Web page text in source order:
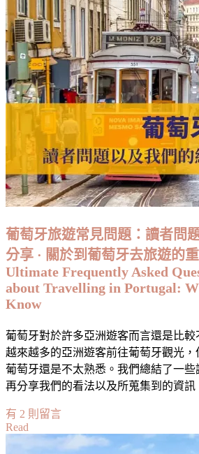
Asked
Questions
(FAQ)
about
Travelling
in
Poland:
What
You
Need
to
Know
見
問
題
Frequently
Asked
Questions
about
Travel
in
Italy
葡萄牙旅遊常見問題：讀者問
分享 · 關於到葡萄牙去旅遊的
Ultimate Frequently Asked
about Travelling in Portugal:
Know
葡萄牙對於許多亞洲遊客而言還是比
越來越多的亞洲遊客前往葡萄牙觀光
葡萄牙還是不太熟悉。我們總結了一些
再分享我們的看法以及所蒐集到的資訊
在
〈葡
有 2 則留言
Read